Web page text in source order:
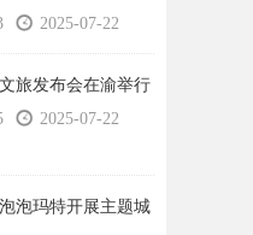
2025-07-22
旅发布会在渝举行
2025-07-22
泡玛特开展主题城